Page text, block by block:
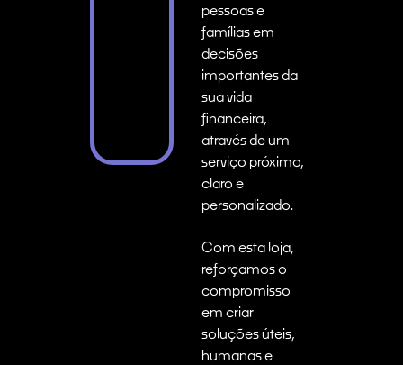
pessoas e
famílias em
decisões
importantes da
sua vida
financeira,
através de um
serviço próximo,
claro e
personalizado.
Com esta loja,
reforçamos o
compromisso
em criar
soluções úteis,
humanas e